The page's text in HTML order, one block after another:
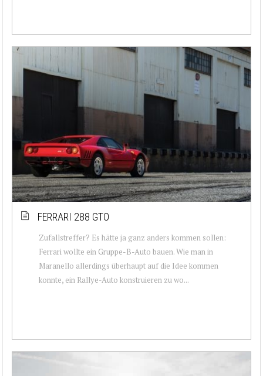
FERRARI 288 GTO
Zufallstreffer? Es hätte ja ganz anders kommen sollen:
Ferrari wollte ein Gruppe-B-Auto bauen. Wie man in
Maranello allerdings überhaupt auf die Idee kommen
konnte, ein Rallye-Auto konstruieren zu wo...